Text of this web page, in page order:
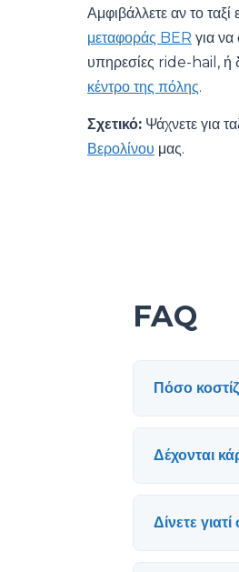
Αμφιβάλλετε αν το ταξί
μεταφοράς BER για
υπηρεσίες ride-hail, ή
κέντρο της πόλης.
Σχετικό: Ψάχνετε για
Βερολίνου μας.
FAQ
Πόσο
Δέχονται
Δίνετε